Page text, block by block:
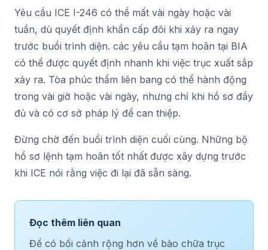
Yêu cầu ICE I-246 có thể mất vài ngày hoặc vài
tuần, dù quyết định khẩn cấp đôi khi xảy ra ngay
trước buổi trình diện. các yêu cầu tạm hoãn tại BIA
có thể được quyết định nhanh khi việc trục xuất sắp
xảy ra. Tòa phúc thẩm liên bang có thể hành động
trong vài giờ hoặc vài ngày, nhưng chỉ khi hồ sơ đầy
đủ và có cơ sở pháp lý để can thiệp.
Đừng chờ đến buổi trình diện cuối cùng. Những bộ
hồ sơ lệnh tạm hoãn tốt nhất được xây dựng trước
khi ICE nói rằng việc đi lại đã sẵn sàng.
Đọc thêm liên quan
Để có bối cảnh rộng hơn về bào chữa trục